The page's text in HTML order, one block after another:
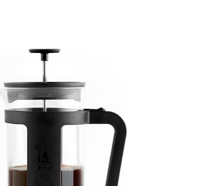
TOEVOEGEN AAN
WINKELWAGEN